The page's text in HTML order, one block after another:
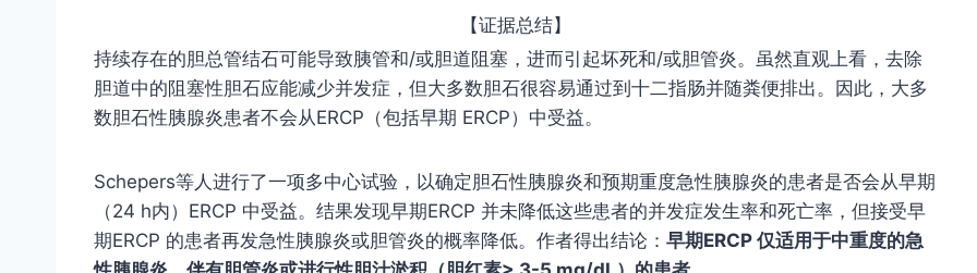
【证据总结】
持续存在的胆总管结石可能导致胰管和/或胆道阻塞，进而引起坏死和/或胆管炎。虽然直观上看，去除
胆道中的阻塞性胆石应能减少并发症，但大多数胆石很容易通过到十二指肠并随粪便排出。因此，大多
数胆石性胰腺炎患者不会从ERCP（包括早期 ERCP）中受益。
Schepers等人进行了一项多中心试验，以确定胆石性胰腺炎和预期重度急性胰腺炎的患者是否会从早期
（24 h内）ERCP 中受益。结果发现早期ERCP 并未降低这些患者的并发症发生率和死亡率，但接受早
期ERCP 的患者再发急性胰腺炎或胆管炎的概率降低。作者得出结论： 早期ERCP 仅适用于中重度的急